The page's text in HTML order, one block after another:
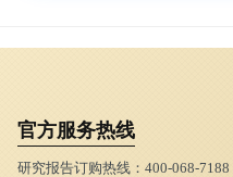
2019年11月，
国AI领导地位构成了
那么，又是谁在左右
官方服务热线
研究报告订购热线：400-068-7188